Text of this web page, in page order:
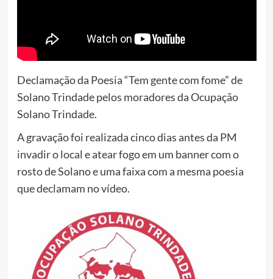
Declamação da Poesia “Tem gente com fome” de
Solano Trindade pelos moradores da Ocupação
Solano Trindade.
A gravação foi realizada cinco dias antes da PM
invadir o local e atear fogo em um banner com o
rosto de Solano e uma faixa com a mesma poesia
que declamam no vídeo.